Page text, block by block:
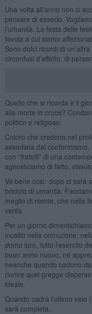
Una volta all’anno non ci
pensare di esserlo.
l’umanità. La festa delle
favola a cui siamo
Sono dolci ricordi di
circonfusi d’affetto, di
Quello che si ricorda è il
alla morte in croce?
politico e religioso.
Coloro che credono nel
assediata dal
con “fratelli” di una
agnosticismo di fatto,
Va bene così: dopo ci sarà
briciolo di umanità.
meglio di niente, che nella
verità.
Per un giorno
incalliti nella corruzione,
domo loro, tutto l’esercito
buon anno nuovo, né
neanche quando cadono
riunire quel gregge
ideale.
Quando cadrà l’ultimo
sarà completa.